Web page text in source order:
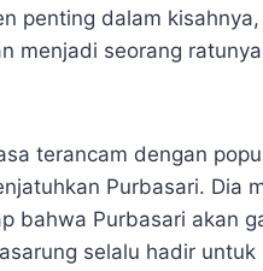
penting dalam
menjadi seorang
terancam dengan
Purbasari. Dia
bahwa Purbasari akan
selalu hadir